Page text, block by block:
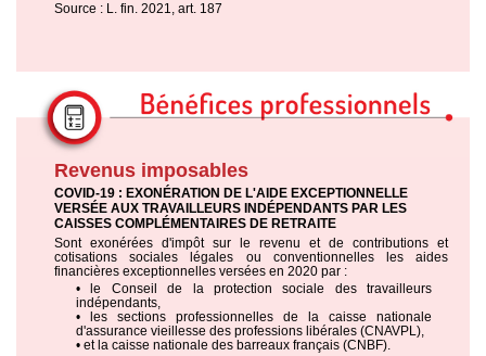
Source : L. fin. 2021, art. 187
Revenus imposables
COVID-19 : EXONÉRATION DE L'AIDE EXCEPTIONNELLE
VERSÉE AUX TRAVAILLEURS INDÉPENDANTS PAR LES
CAISSES COMPLÉMENTAIRES DE RETRAITE
Sont exonérées d'impôt sur le revenu et de contributions et
cotisations sociales légales ou conventionnelles les aides
financières exceptionnelles versées en 2020 par :
• le Conseil de la protection sociale des travailleurs
indépendants,
• les sections professionnelles de la caisse nationale
d'assurance vieillesse des professions libérales (CNAVPL),
• et la caisse nationale des barreaux français (CNBF).